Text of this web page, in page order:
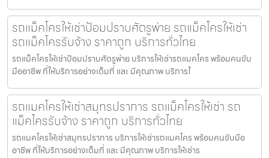
รถแม็คโครให้เช่าป้อมปราบศัตรูพ่าย รถแม็คโครให้เช่า
รถแม็คโครรับจ้าง ราคาถูก บริการทั่วไทย
รถแม็คโครให้เช่าป้อมปราบศัตรูพ่าย บริการให้เช่ารถแมคโคร พร้อมคนขับ
มืออาชีพ ที่ให้บริการอย่างเต็มที่ และ มีคุณภาพ บริการใ
รถแมคโครให้เช่าสมุทรปราการ รถแม็คโครให้เช่า รถ
แม็คโครรับจ้าง ราคาถูก บริการทั่วไทย
รถแมคโครให้เช่าสมุทรปราการ บริการให้เช่ารถแมคโคร พร้อมคนขับมือ
อาชีพ ที่ให้บริการอย่างเต็มที่ และ มีคุณภาพ บริการให้เช่าร